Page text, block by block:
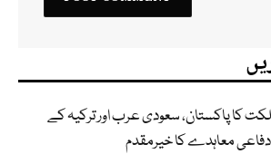
کا پاکستان، سعودی عرب اور ترکیہ کے
معاہدے کا خیرمقدم